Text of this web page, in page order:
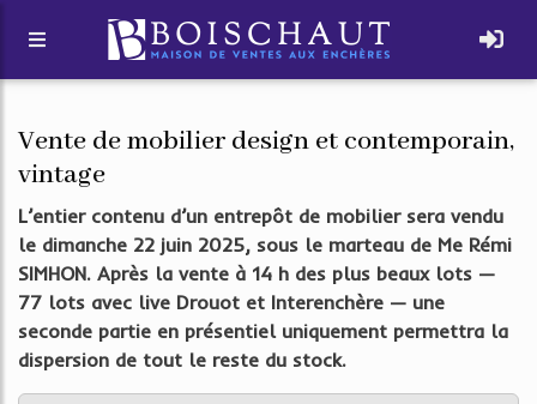
Vente de mobilier design et contemporain,
vintage
L’entier contenu d’un entrepôt de mobilier sera vendu
le dimanche 22 juin 2025, sous le marteau de Me Rémi
SIMHON. Après la vente à 14 h des plus beaux lots —
77 lots avec live Drouot et Interenchère — une
seconde partie en présentiel uniquement permettra la
dispersion de tout le reste du stock.